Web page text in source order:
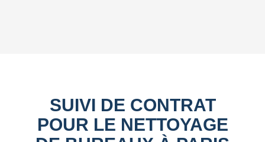
SUIVI DE CONTRAT
POUR LE NETTOYAGE